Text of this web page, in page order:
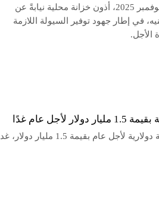
يطرح البنك المركزي المصري غدًا الأحد، 30 نوفمبر 2025، أذون خزانة محلية نيابةً عن
بقيمة إجمالية قدرها 65 مليار جنيه، في إطار جهود توفير السيولة اللازمة
الأجل.
عام غدًا
قرر البنك المركزي المصري، طرح أذون خزانة دولارية لأجل عام بقيمة 1.5 مليار دولار، غدا